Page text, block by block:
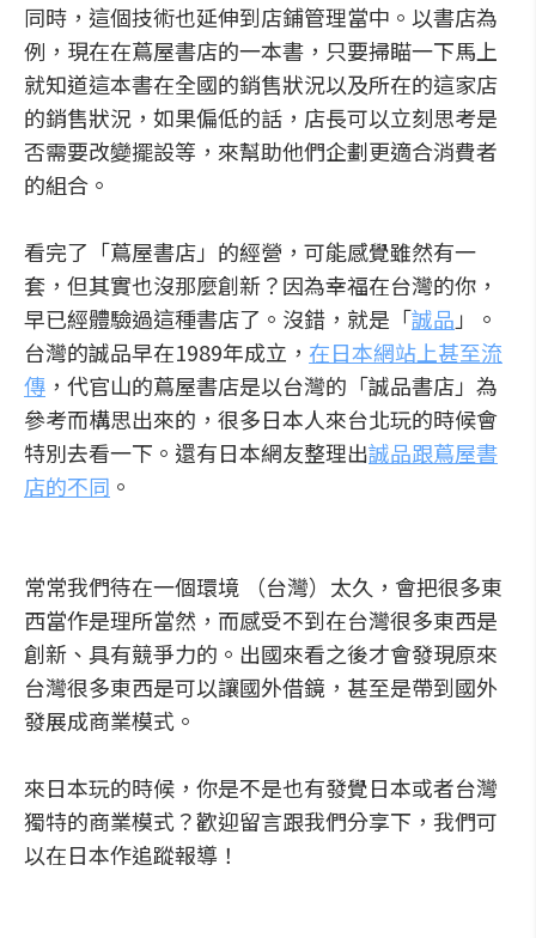
同時，這個技術也延伸到店鋪管理當中。以書店為
例，現在在蔦屋書店的一本書，只要掃瞄一下馬上
就知道這本書在全國的銷售狀況以及所在的這家店
的銷售狀況，如果偏低的話，店長可以立刻思考是
否需要改變擺設等，來幫助他們企劃更適合消費者
的組合。
看完了「蔦屋書店」的經營，可能感覺雖然有一
套，但其實也沒那麼創新？因為幸福在台灣的你，
早已經體驗過這種書店了。沒錯，就是「誠品 」。
台灣的誠品早在1989年成立， 在日本網站上甚至流
傳 ，代官山的蔦屋書店是以台灣的「誠品書店」為
參考而構思出來的，很多日本人來台北玩的時候會
特別去看一下。還有日本網友整理出誠品跟蔦屋書
店的不同 。
常常我們待在一個環境 （台灣）太久，會把很多東
西當作是理所當然，而感受不到在台灣很多東西是
創新、具有競爭力的。出國來看之後才會發現原來
台灣很多東西是可以讓國外借鏡，甚至是帶到國外
發展成商業模式。
來日本玩的時候，你是不是也有發覺日本或者台灣
獨特的商業模式？歡迎留言跟我們分享下，我們可
以在日本作追蹤報導！